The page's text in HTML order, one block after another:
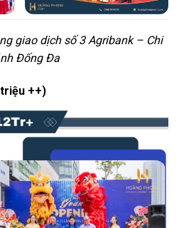
giao dịch số 3 Agribank – Chi
Đống Đa
++)